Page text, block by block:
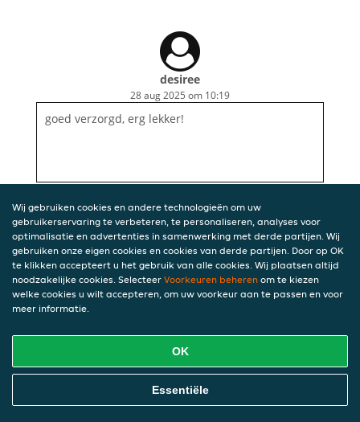
desiree
28 aug 2025 om 10:19
goed verzorgd, erg lekker!
Wij gebruiken cookies en andere technologieën om uw
gebruikerservaring te verbeteren, te personaliseren, analyses voor
optimalisatie en advertenties in samenwerking met derde partijen. Wij
gebruiken onze eigen cookies en cookies van derde partijen. Door op OK
te klikken accepteert u het gebruik van alle cookies. Wij plaatsen altijd
noodzakelijke cookies. Selecteer Voorkeuren beheren om te kiezen
welke cookies u wilt accepteren, om uw voorkeur aan te passen en voor
meer informatie.
OK
Essentiële